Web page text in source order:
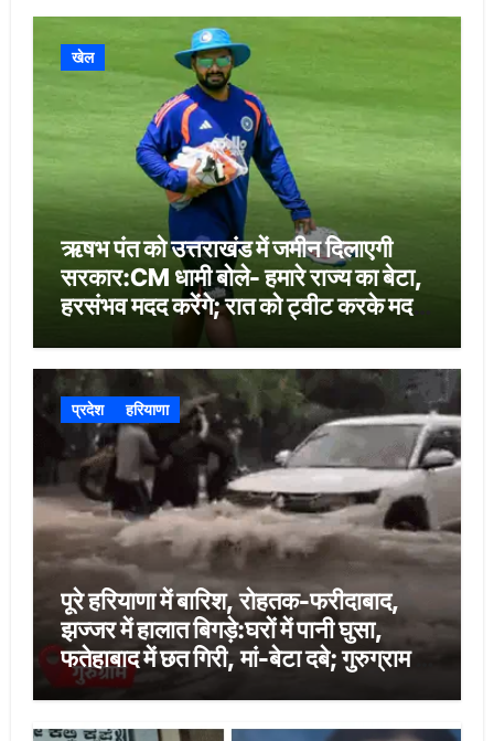
खेल
ऋषभ पंत को उत्तराखंड में जमीन दिलाएगी
सरकार:CM धामी बोले- हमारे राज्य का बेटा,
हरसंभव मदद करेंगे; रात को ट्वीट करके मदद
प्रदेश हरियाणा
पूरे हरियाणा में बारिश, रोहतक-फरीदाबाद,
झज्जर में हालात बिगड़े:घरों में पानी घुसा,
फतेहाबाद में छत गिरी, मां-बेटा दबे; गुरुग्राम में
कंधे पर उठाई बाइक